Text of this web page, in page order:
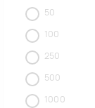
50
100
250
500
1000